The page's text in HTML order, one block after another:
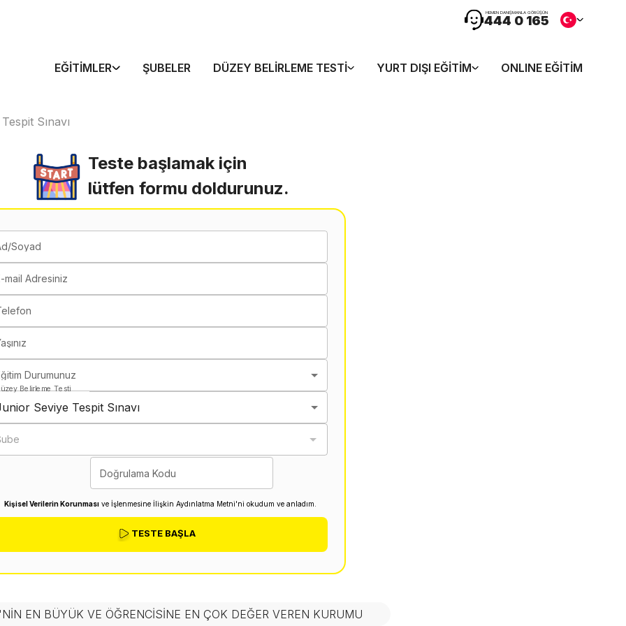
HEMEN DANIŞMANLA GÖRÜŞÜN
444 0 165
EĞITIMLER ŞUBELER DÜZEY BELIRLEME TESTI YURT DIŞI EĞITIM ONLINE EĞITIM
Sınavı
Teste başlamak için
lütfen formu doldurunuz.
Soyad
mail Adresiniz
Durumunuz
Belirleme Testi
Seviye Tespit Sınavı
Doğrulama Kodu
Kişisel Verilerin Korunması ve İşlenmesine İlişkin Aydınlatma Metni'ni okudum ve anladım.
TESTE BAŞLA
EN BÜYÜK VE ÖĞRENCISINE EN ÇOK DEĞER VEREN KURUMU